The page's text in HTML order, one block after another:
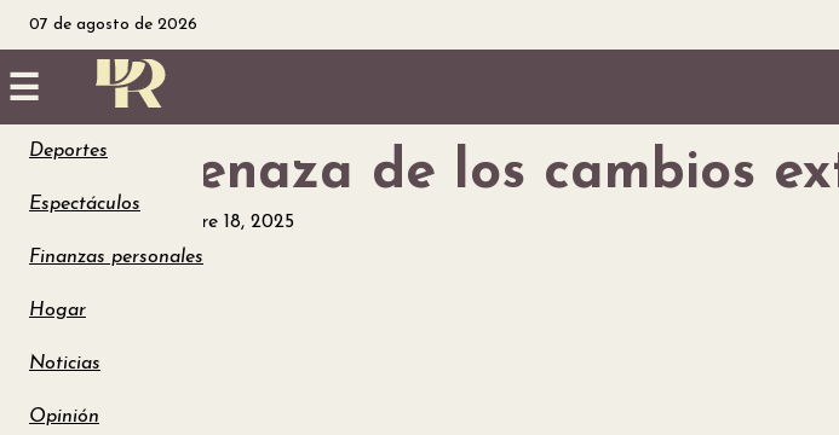
07 de agosto de 2026
☰
Inicio
Finanzas
personales
La amenaza de los cambios
septiembre 18, 2025
Deportes
Espectáculos
Finanzas personales
Hogar
Noticias
Opinión